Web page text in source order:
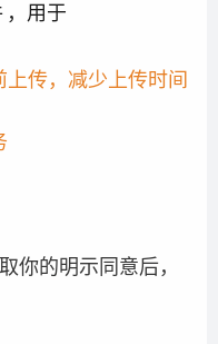
，用于
传，减少上传时间
你的明示同意后，